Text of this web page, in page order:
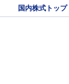
国内株式トップ